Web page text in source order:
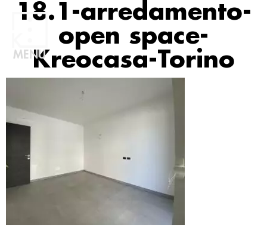
MENU
18.1-arredamento-
open space-
Kreocasa-Torino